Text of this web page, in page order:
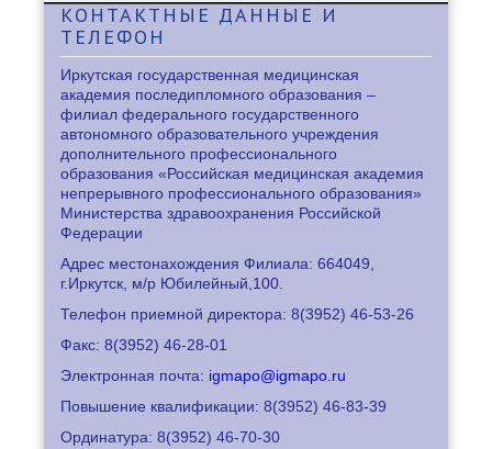
КОНТАКТНЫЕ ДАННЫЕ И
ТЕЛЕФОН
Иркутская государственная медицинская
академия последипломного образования –
филиал федерального государственного
автономного образовательного учреждения
дополнительного профессионального
образования «Российская медицинская академия
непрерывного профессионального образования»
Министерства здравоохранения Российской
Федерации
Адрес местонахождения Филиала: 664049,
г.Иркутск, м/р Юбилейный,100.
Телефон приемной директора: 8(3952) 46-53-26
Факс: 8(3952) 46-28-01
Электронная почта: igmapo@igmapo.ru
Повышение квалификации: 8(3952) 46-83-39
Ординатура: 8(3952) 46-70-30